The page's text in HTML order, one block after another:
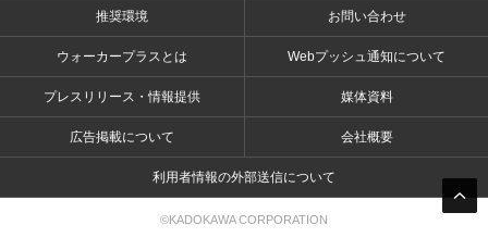
推奨環境 お問い合わせ
ウォーカープラスとは Webプッシュ通知について
プレスリリース・情報提供 媒体資料
広告掲載について 会社概要
利用者情報の外部送信について
©KADOKAWA CORPORATION